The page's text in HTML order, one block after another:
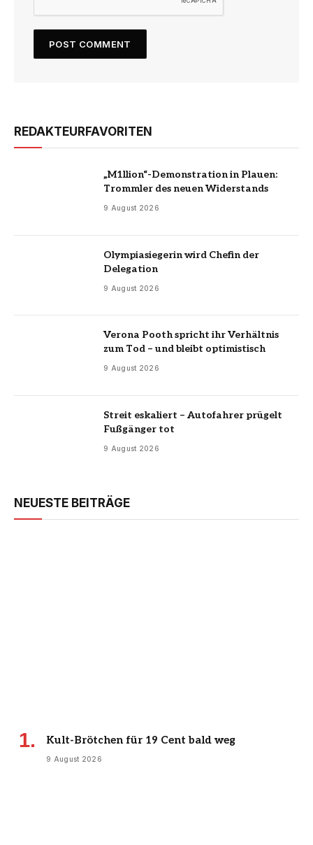
REDAKTEURFAVORITEN
„M1llion“-Demonstration in Plauen:
Trommler des neuen Widerstands
9 August 2026
Olympiasiegerin wird Chefin der
Delegation
9 August 2026
Verona Pooth spricht ihr Verhältnis
zum Tod – und bleibt optimistisch
9 August 2026
Streit eskaliert – Autofahrer prügelt
Fußgänger tot
9 August 2026
NEUESTE BEITRÄGE
Kult-Brötchen für 19 Cent bald weg
9 August 2026